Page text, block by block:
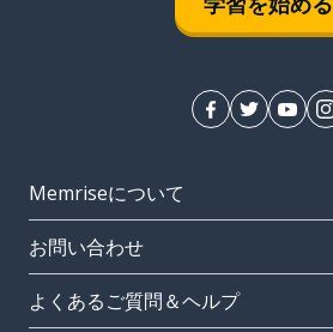
Memriseについて
お問い合わせ
よくあるご質問＆ヘルプ